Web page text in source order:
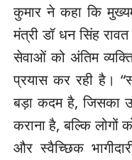
कुमार ने कहा कि
मंत्री डॉ धन सिंह
सेवाओं को अंतिम
प्रयास कर रही है।
बड़ा कदम है, जिसका
कराना है, बल्कि लोगों
और स्वैच्छिक